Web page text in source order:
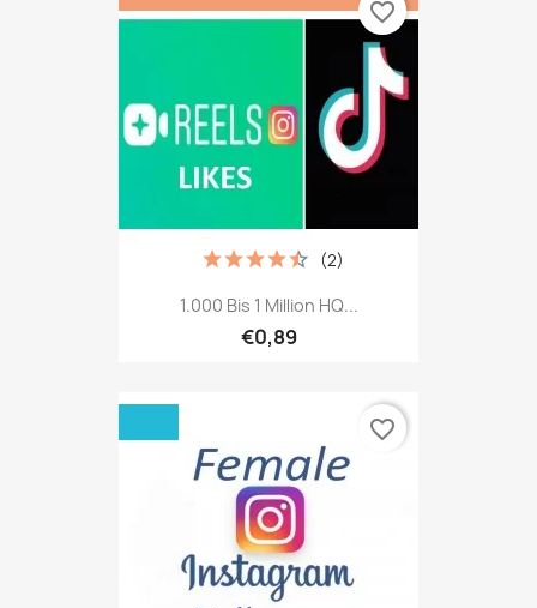
1.000 Bis 1 Million HQ...
€0,89
(2)
favorite_border
favorite_border